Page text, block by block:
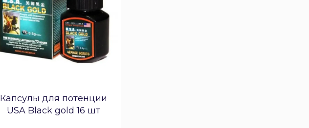
Капсулы для потенции
USA Black gold 16 шт